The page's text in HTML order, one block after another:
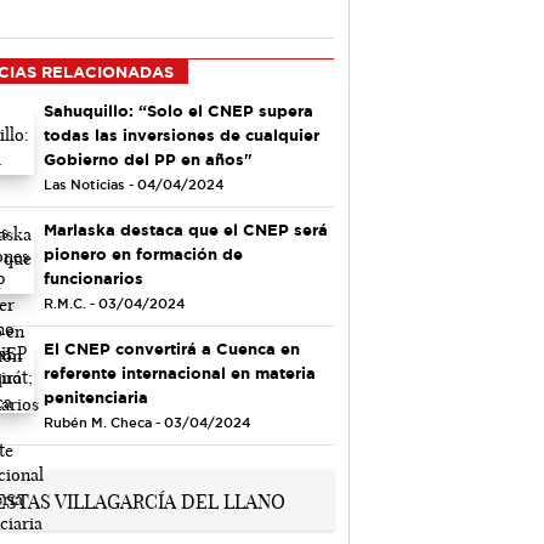
RELACIONADAS
Sahuquillo: “Solo el CNEP supera
todas las inversiones de cualquier
Gobierno del PP en años"
Las Noticias - 04/04/2024
Marlaska destaca que el CNEP será
pionero en formación de
funcionarios
R.M.C. - 03/04/2024
El CNEP convertirá a Cuenca en
referente internacional en materia
penitenciaria
Rubén M. Checa - 03/04/2024